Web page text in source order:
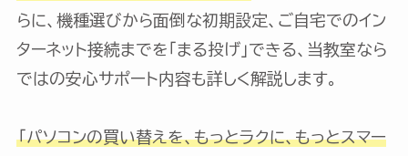
らに、機種選びから面倒な初期設定、ご自宅でのイン
ターネット接続までを「まる投げ」できる、当教室なら
ではの安心サポート内容も詳しく解説します。
「パソコンの買い替えを、もっとラクに、もっとスマー